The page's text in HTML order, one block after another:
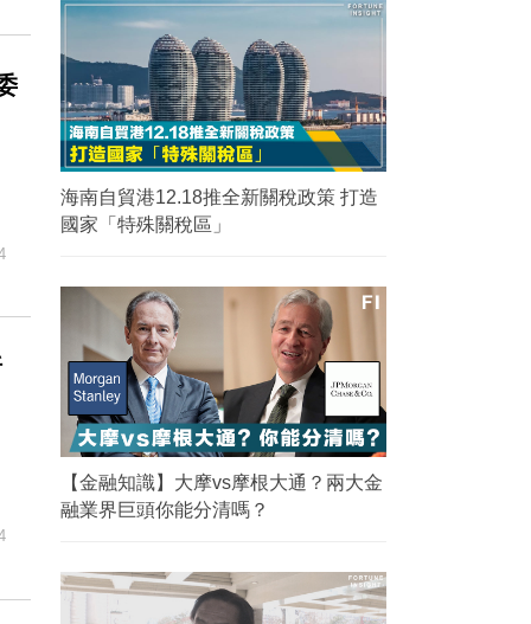
海南自貿港12.18推全新關稅政策 打造
國家「特殊關稅區」
【金融知識】大摩vs摩根大通？兩大金
融業界巨頭你能分清嗎？